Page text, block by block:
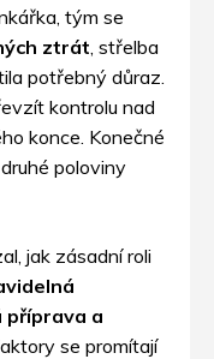
tým se
ztrát , střelba
potřebný důraz.
kontrolu nad
konce. Konečné
poloviny
jak zásadní roli
příprava a
se promítají